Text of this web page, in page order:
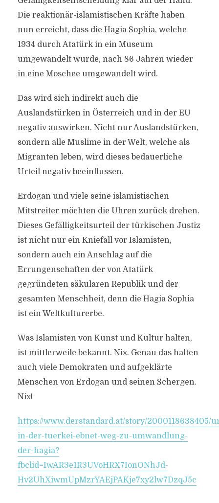
HAGIA SOPHIA –
GEFÄLLIGKEITSENTSCHEID
UNG DER TÜRKISCHEN
VOR ISLAMISTEN
VonEfgani Dönmez 20. Juli 2020
Die reaktionär-islamistischen Kräfte haben
nun erreicht, dass die Hagia Sophia, welche
1934 durch Atatürk in ein Museum
umgewandelt wurde, nach 86 Jahren wieder
in eine Moschee umgewandelt wird.
Das wird sich indirekt auch die
Auslandstürken in Österreich und in der EU
negativ auswirken. Nicht nur Auslandstürken,
sondern alle Muslime in der Welt, welche als
Migranten leben, wird dieses bedauerliche
Urteil negativ beeinflussen.
Erdogan und viele seine islamistischen
Mitstreiter möchten die Uhren zurück drehen.
Dieses Gefälligkeitsurteil der türkischen Justiz
ist nicht nur ein Kniefall vor Islamisten,
sondern auch ein Anschlag auf die
Errungenschaften der von Atatürk
gegründeten säkularen Republik und der
gesamten Menschheit, denn die Hagia Sophia
ist ein Weltkulturerbe.
Was Islamisten von Kunst und Kultur halten,
ist mittlerweile bekannt. Nix. Genau das halten
auch viele Demokraten und aufgeklärte
Menschen von Erdogan und seinen Schergen.
Nix!
https://www.derstandard.at/story/2000118638405/
in-der-tuerkei-ebnet-weg-zu-umwandlung-
der-hagia?
fbclid=IwAR3e1R3UVoHRX7IonONhJd-
Hv2UhXiwmUpMzrYAEjPAKje7xy2lw7DzqJ5c